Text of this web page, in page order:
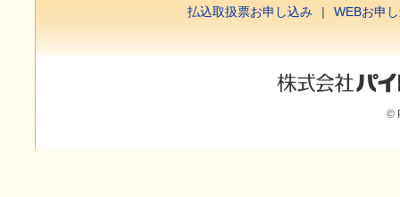
払込取扱票お申し込み
WEBお申
©